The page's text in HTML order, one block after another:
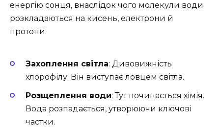
енергію сонця, внаслідок чого молекули води
розкладаються на кисень, електрони й
протони.
Захоплення світла: Дивовижність
хлорофілу. Він виступає ловцем світла.
Розщеплення води: Тут починається хімія.
Вода розпадається, утворюючи ключові
частки.